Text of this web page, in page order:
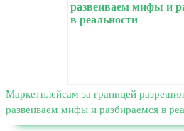
Маркетплейсам за границей
развеиваем мифы и разбираемся в